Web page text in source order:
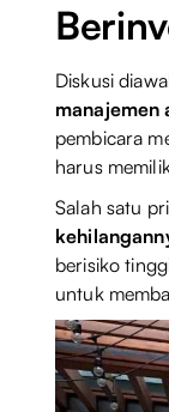
Diskusi
manajemen
pembicara
harus
Salah satu
berisiko
untuk